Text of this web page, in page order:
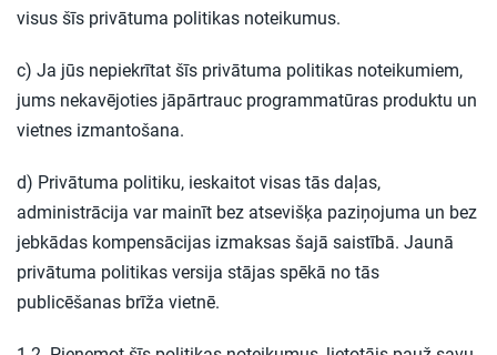
visus šīs privātuma politikas noteikumus.
c) Ja jūs nepiekrītat šīs privātuma politikas noteikumiem,
jums nekavējoties jāpārtrauc programmatūras produktu un
vietnes izmantošana.
d) Privātuma politiku, ieskaitot visas tās daļas,
administrācija var mainīt bez atsevišķa paziņojuma un bez
jebkādas kompensācijas izmaksas šajā saistībā. Jaunā
privātuma politikas versija stājas spēkā no tās
publicēšanas brīža vietnē.